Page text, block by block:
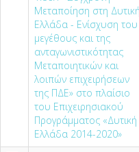
Μεταποίηση στη Δυτική
Ελλάδα - Ενίσχυση του
μεγέθους και της
ανταγωνιστικότητας
Μεταποιητικών και
λοιπών επιχειρήσεων
της ΠΔΕ» στο πλαίσιο
του Επιχειρησιακού
Προγράμματος «Δυτική
Ελλάδα 2014-2020»